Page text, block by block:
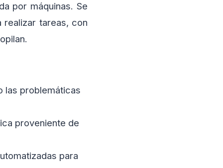
por máquinas. Se
realizar tareas, con
las problemáticas
proveniente de
para